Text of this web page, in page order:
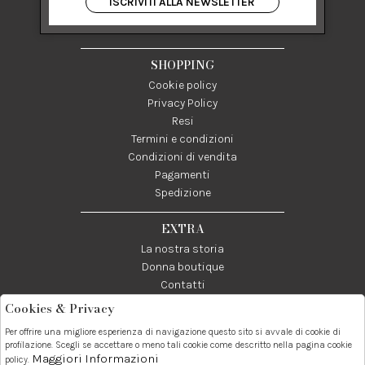
84122 Salerno Italia
P IVA 03024950655
SHOPPING
Cookie policy
Privacy Policy
Resi
Termini e condizioni
Condizioni di vendita
Pagamenti
Spedizione
EXTRA
La nostra storia
Donna boutique
Contatti
Telefono:
089237858
Whatsapp:
3338855601
Contatti:
info@donna1981.it
Cookies & Privacy
Per offrire una migliore esperienza di navigazione questo sito si avvale di cookie di
profilazione. Scegli se accettare o meno tali cookie come descritto nella pagina cookie
policy. Maggiori Informazioni